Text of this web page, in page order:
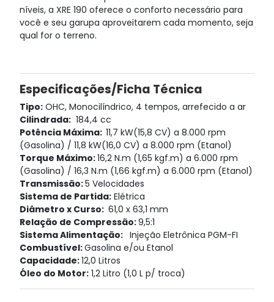
níveis, a XRE 190 oferece o conforto necessário para
você e seu garupa aproveitarem cada momento, seja
qual for o terreno.
Especificações/Ficha Técnica
Tipo: OHC, Monocilíndrico, 4 tempos, arrefecido a ar
Cilindrada: 184,4 cc
Potência Máxima: 11,7 kW(15,8 CV) a 8.000 rpm
(Gasolina) / 11,8 kW(16,0 CV) a 8.000 rpm (Etanol)
Torque Máximo:16,2 N.m (1,65 kgf.m) a 6.000 rpm
(Gasolina) / 16,3 N.m (1,66 kgf.m) a 6.000 rpm (Etanol)
Transmissão:5 Velocidades
Sistema de Partida: Elétrica
Diâmetro x Curso: 61,0 x 63,1 mm
Relação de Compressão:9,5:1
Sistema Alimentação: Injeção Eletrônica PGM-FI
Combustível:Gasolina e/ou Etanol
Capacidade:12,0 Litros
Óleo do Motor: 1,2 Litro (1,0 L p/ troca)